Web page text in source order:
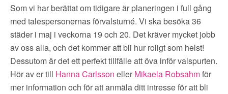
Som vi har berättat om tidigare är planeringen i full gång
med talespersonernas förvalsturné. Vi ska besöka 36
städer i maj i veckorna 19 och 20. Det kräver mycket jobb
av oss alla, och det kommer att bli hur roligt som helst!
Dessutom är det ett perfekt tillfälle att öva inför valspurten.
Hör av er till Hanna Carlsson eller Mikaela Robsahmför
mer information och för att anmäla ditt intresse för att bli